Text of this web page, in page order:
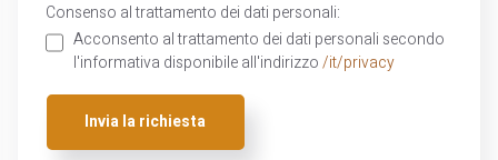
Consenso al trattamento dei dati personali:
Acconsento al trattamento dei dati personali secondo
l'informativa disponibile all'indirizzo /it/privacy
Invia la richiesta